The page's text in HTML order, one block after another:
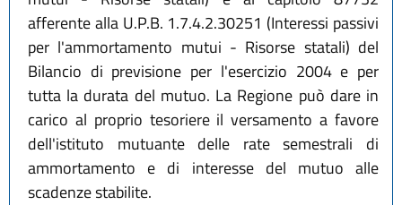
afferente alla U.P.B. 1.7.4.2.30251 (Interessi passivi
per l'ammortamento mutui - Risorse statali) del
Bilancio di previsione per l'esercizio 2004 e per
tutta la durata del mutuo. La Regione può dare in
carico al proprio tesoriere il versamento a favore
dell'istituto mutuante delle rate semestrali di
ammortamento e di interesse del mutuo alle
scadenze stabilite.